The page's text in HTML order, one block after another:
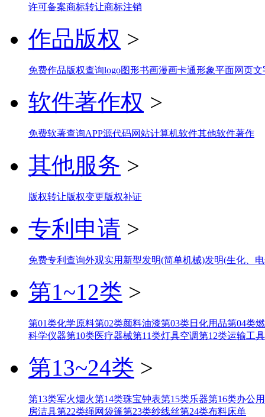
许可备案商标转让商标注销
作品版权 >
免费作品版权查询logo图形书画漫画卡通形象平面网页文
软件著作权 >
免费软著查询APP源代码网站计算机软件其他软件著作
其他服务 >
版权转让版权变更版权补证
专利申请 >
免费专利查询外观实用新型发明(简单机械)发明(生化、
第1~12类 >
第01类化学原料第02类颜料油漆第03类日化用品第04类
科学仪器第10类医疗器械第11类灯具空调第12类运输工具
第13~24类 >
第13类军火烟火第14类珠宝钟表第15类乐器第16类办公
房洁具第22类绳网袋篷第23类纱线丝第24类布料床单